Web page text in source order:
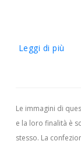
Leggi di più
Le immagini di
e la loro finalità è
stesso. La